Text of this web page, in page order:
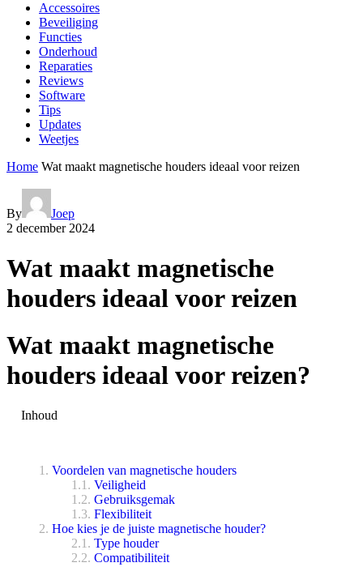
Accessoires
Beveiliging
Functies
Onderhoud
Reparaties
Reviews
Software
Tips
Updates
Weetjes
Home Wat maakt magnetische houders ideaal voor reizen
By
Joep
2 december 2024
Wat maakt magnetische
houders ideaal voor reizen
Wat maakt magnetische
houders ideaal voor reizen?
Inhoud
Voordelen van magnetische houders
Veiligheid
Gebruiksgemak
Flexibiliteit
Hoe kies je de juiste magnetische houder?
Type houder
Compatibiliteit